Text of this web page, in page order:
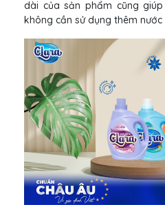
dài của sản phẩm cũng
không cần sử dụng thêm nước